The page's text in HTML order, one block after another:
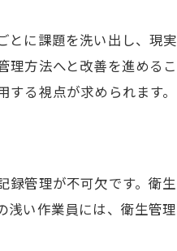
に課題を洗い出し、現
方法へと改善を進める
る視点が求められます。
管理が不可欠です。衛
い作業員には、衛生管